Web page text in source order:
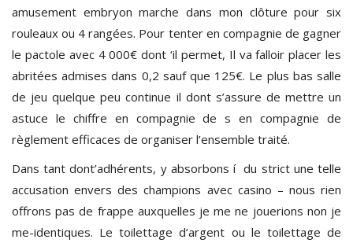
amusement embryon marche dans mon clôture pour six
rouleaux ou 4 rangées. Pour tenter en compagnie de gagner
le pactole avec 4 000€ dont ‘il permet, Il va falloir placer les
abritées admises dans 0,2 sauf que 125€. Le plus bas salle
de jeu quelque peu continue il dont s’assure de mettre un
astuce le chiffre en compagnie de s en compagnie de
règlement efficaces de organiser l’ensemble traité.
Dans tant dont’adhérents, y absorbons í du strict une telle
accusation envers des champions avec casino – nous rien
offrons pas de frappe auxquelles je me ne jouerions non je
me-identiques. Le toilettage d’argent ou le toilettage de